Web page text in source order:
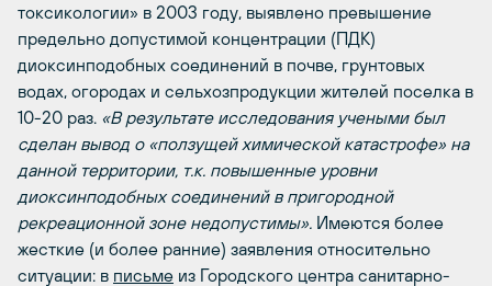
токсикологии» в 2003 году, выявлено превышение
предельно допустимой концентрации (ПДК)
диоксинподобных соединений в почве, грунтовых
водах, огородах и сельхозпродукции жителей поселка в
10-20 раз. «В результате исследования учеными был
сделан вывод о «ползущей химической катастрофе» на
данной территории, т.к. повышенные уровни
диоксинподобных соединений в пригородной
рекреационной зоне недопустимы». Имеются более
жесткие (и более ранние) заявления относительно
ситуации: в письме из Городского центра санитарно-